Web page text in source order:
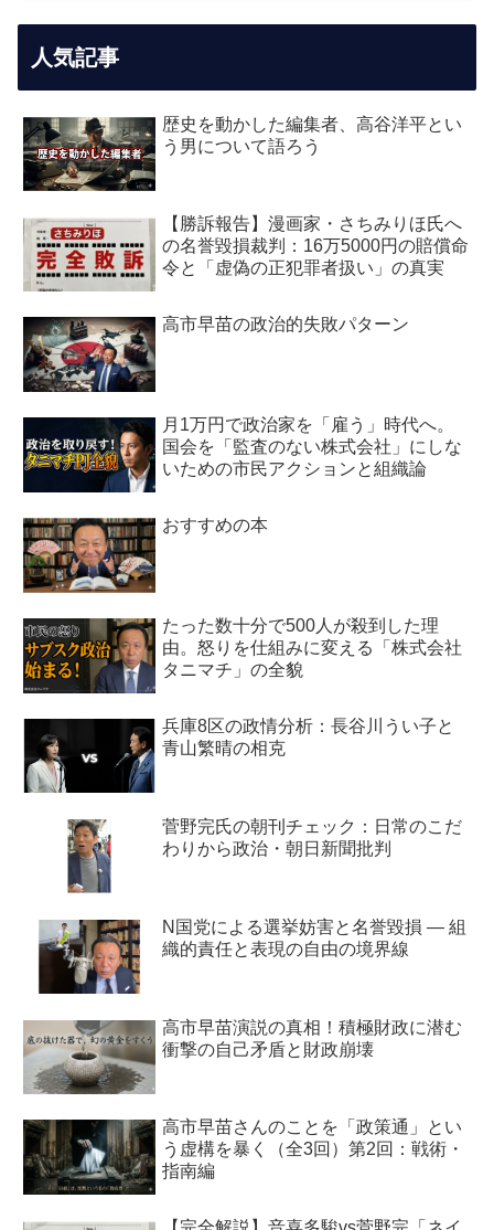
人気記事
歴史を動かした編集者、高谷洋平とい
う男について語ろう
【勝訴報告】漫画家・さちみりほ氏へ
の名誉毀損裁判：16万5000円の賠償命
令と「虚偽の正犯罪者扱い」の真実
高市早苗の政治的失敗パターン
月1万円で政治家を「雇う」時代へ。
国会を「監査のない株式会社」にしな
いための市民アクションと組織論
おすすめの本
たった数十分で500人が殺到した理
由。怒りを仕組みに変える「株式会社
タニマチ」の全貌
兵庫8区の政情分析：長谷川うい子と
青山繁晴の相克
菅野完氏の朝刊チェック：日常のこだ
わりから政治・朝日新聞批判
N国党による選挙妨害と名誉毀損 ― 組
織的責任と表現の自由の境界線
高市早苗演説の真相！積極財政に潜む
衝撃の自己矛盾と財政崩壊
高市早苗さんのことを「政策通」とい
う虚構を暴く（全3回）第2回：戦術・
指南編